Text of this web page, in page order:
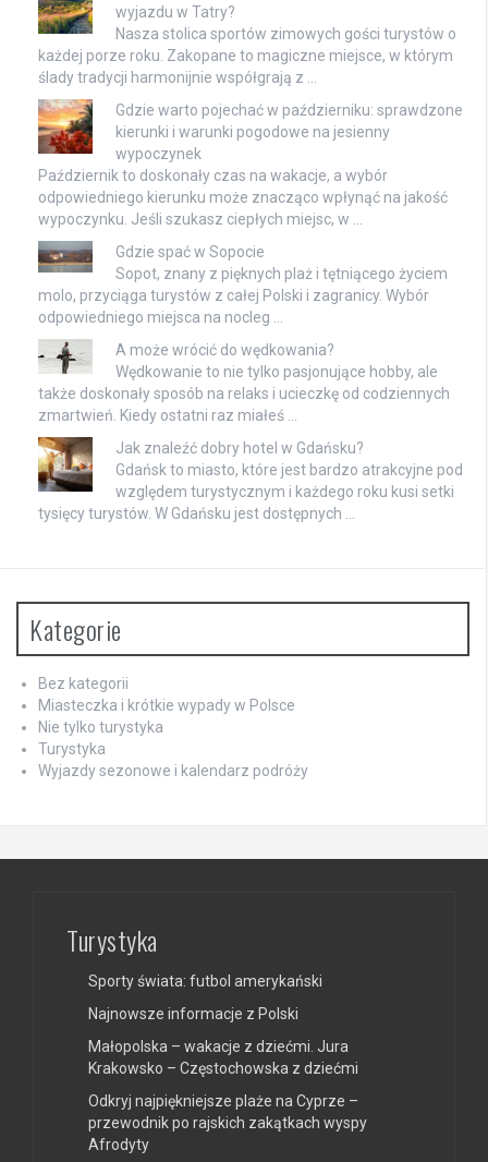
wyjazdu w Tatry?
Nasza stolica sportów zimowych gości turystów o
każdej porze roku. Zakopane to magiczne miejsce, w którym
ślady tradycji harmonijnie współgrają z …
Gdzie warto pojechać w październiku: sprawdzone
kierunki i warunki pogodowe na jesienny
wypoczynek
Październik to doskonały czas na wakacje, a wybór
odpowiedniego kierunku może znacząco wpłynąć na jakość
wypoczynku. Jeśli szukasz ciepłych miejsc, w …
Gdzie spać w Sopocie
Sopot, znany z pięknych plaż i tętniącego życiem
molo, przyciąga turystów z całej Polski i zagranicy. Wybór
odpowiedniego miejsca na nocleg …
A może wrócić do wędkowania?
Wędkowanie to nie tylko pasjonujące hobby, ale
także doskonały sposób na relaks i ucieczkę od codziennych
zmartwień. Kiedy ostatni raz miałeś …
Jak znaleźć dobry hotel w Gdańsku?
Gdańsk to miasto, które jest bardzo atrakcyjne pod
względem turystycznym i każdego roku kusi setki
tysięcy turystów. W Gdańsku jest dostępnych …
Kategorie
Bez kategorii
Miasteczka i krótkie wypady w Polsce
Nie tylko turystyka
Turystyka
Wyjazdy sezonowe i kalendarz podróży
Turystyka
Sporty świata: futbol amerykański
Najnowsze informacje z Polski
Małopolska – wakacje z dziećmi. Jura
Krakowsko – Częstochowska z dziećmi
Odkryj najpiękniejsze plaże na Cyprze –
przewodnik po rajskich zakątkach wyspy
Afrodyty